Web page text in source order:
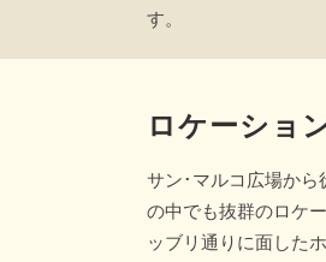
す。
ロケーショ
サン･マルコ広場か
の中でも抜群のロケ
ッブリ通りに面した